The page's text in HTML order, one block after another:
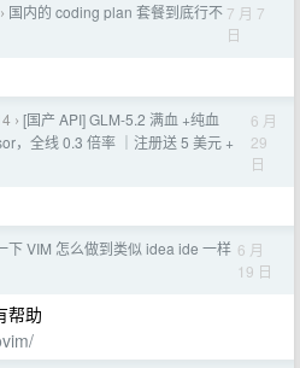
› 国内的 coding plan 套餐到底行不 7 月 7
日
› [国产 API] GLM-5.2 满血 +纯血
，全线 0.3 倍率 ｜注册送 5 美元 +
6 月
29
日
下 VIM 怎么做到类似 idea ide 一样 6 月
19 日
帮助